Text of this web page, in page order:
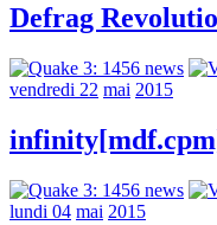
Defrag
vendredi 22 mai 2015
lundi 04 mai 2015